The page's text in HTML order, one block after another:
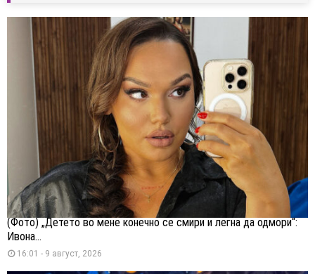
(Фото) „Детето во мене конечно се смири и легна да одмори“:
Ивона...
16:01 - 9 август, 2026